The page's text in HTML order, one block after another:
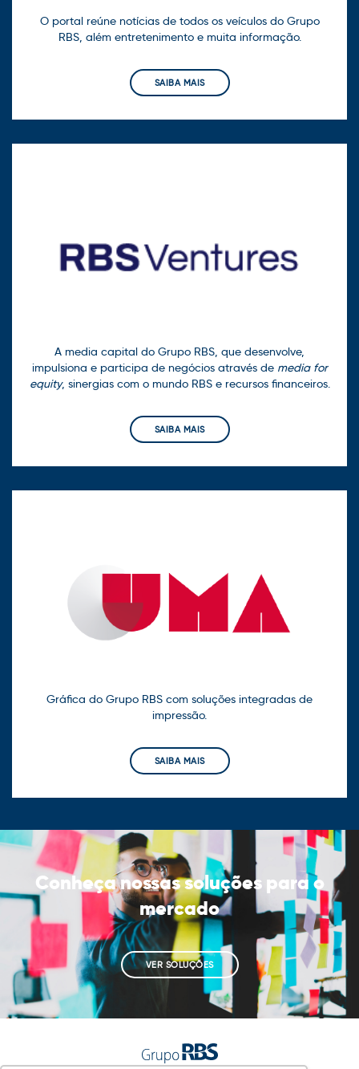
O portal reúne notícias de todos os veículos do Grupo
RBS, além entretenimento e muita informação.
SAIBA MAIS
A media capital do Grupo RBS, que desenvolve,
impulsiona e participa de negócios através de media for
equity, sinergias com o mundo RBS e recursos financeiros.
SAIBA MAIS
Gráfica do Grupo RBS com soluções integradas de
impressão.
SAIBA MAIS
Conheça nossas soluções para o
mercado
VER SOLUÇÕES